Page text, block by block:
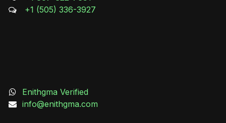
+1 (505) 336-3927
Enithgma Verified
info@enithgma.com